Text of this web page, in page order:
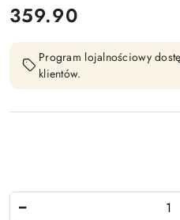
cena:
359.90
Program lojalnościowy
klientów.